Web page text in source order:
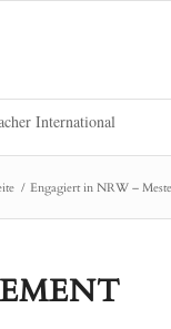
International
/ Engagiert in NRW –